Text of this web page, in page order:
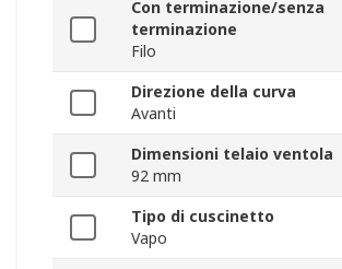
Con terminazione/senza
terminazione
Filo
Direzione della curva
Avanti
Dimensioni telaio ventola
92 mm
Tipo di cuscinetto
Vapo